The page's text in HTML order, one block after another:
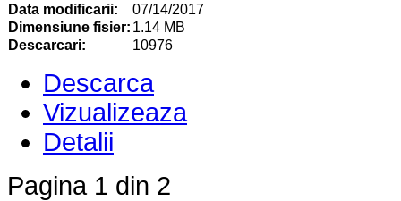
Data modificarii:
07/14/2017
Dimensiune fisier: 1.14 MB
Descarcari:
10976
Descarca
Vizualizeaza
Detalii
Pagina 1 din 2